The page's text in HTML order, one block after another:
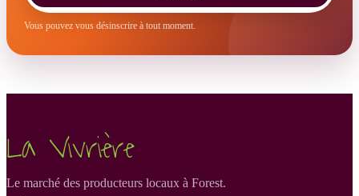
Vous pouvez vous désinscrire à tout moment.
La Vivrière
Le marché des producteurs locaux à Forest.